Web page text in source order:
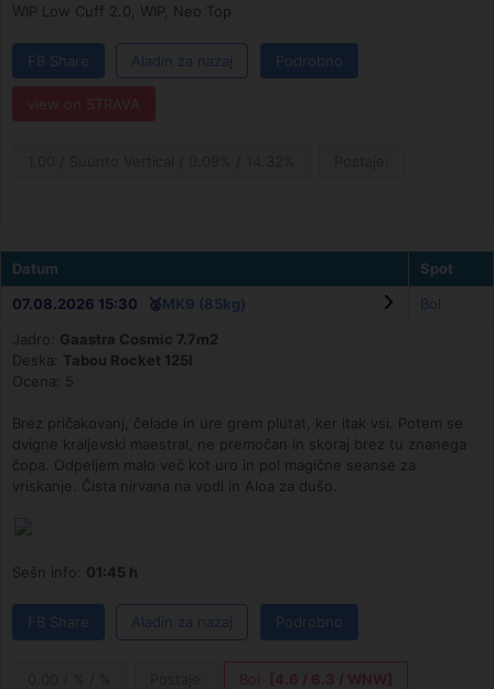
WIP Low Cuff 2.0, WIP, Neo Top
FB Share Aladin za nazaj Podrobno
view on STRAVA
Datum
Spot
07.08.2026 15:30 🥈MK9 (85kg)
Bol
Jadro: Gaastra Cosmic 7.7m2
Deska: Tabou Rocket 125l
Ocena: 5
Brez pričakovanj, čelade in ure grem plutat, ker itak vsi. Potem se
dvigne kraljevski maestral, ne premočan in skoraj brez tu znanega
čopa. Odpeljem malo več kot uro in pol magične seanse za
vriskanje. Čista nirvana na vodi in Aloa za dušo.
Sešn info: 01:45 h
FB Share Aladin za nazaj Podrobno
Bol [4.6 / 6.3 / WNW]